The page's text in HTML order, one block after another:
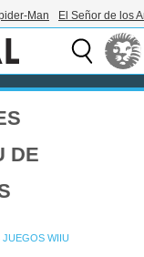
Man El Señor de los
DE
JUEGOS WIIU